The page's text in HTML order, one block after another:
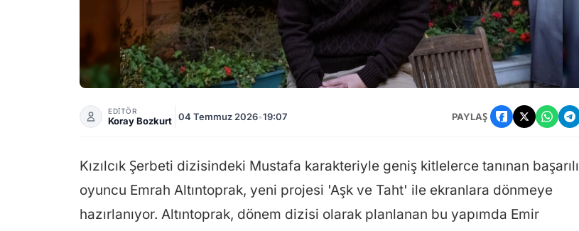
EDİTÖR
Koray Bozkurt 04 Temmuz 2026•19:07 PAYLAŞ
Kızılcık Şerbeti dizisindeki Mustafa karakteriyle geniş kitlelerce tanınan başarılı
oyuncu Emrah Altıntoprak, yeni projesi 'Aşk ve Taht' ile ekranlara dönmeye
hazırlanıyor. Altıntoprak, dönem dizisi olarak planlanan bu yapımda Emir